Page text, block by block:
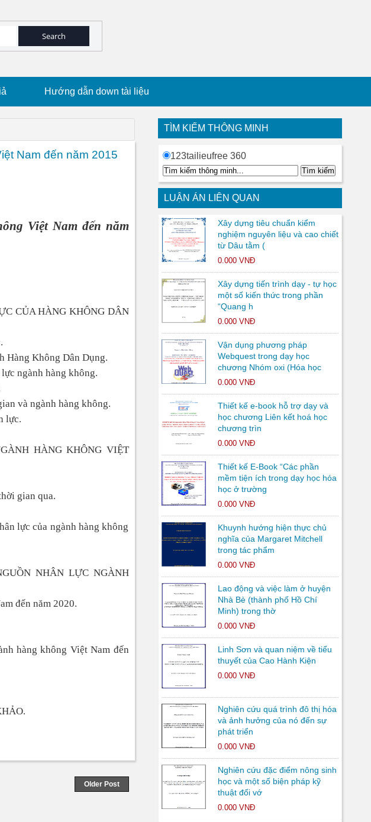
Hướng dẫn down tài liệu
Nam đến năm 2015
Việt Nam đến năm
CỦA HÀNG KHÔNG DÂN
Hàng Không Dân Dụng.
ngành hàng không.
và ngành hàng không.
lực.
HÀNG KHÔNG VIỆT
gian qua.
lực của ngành hàng không
NHÂN LỰC NGÀNH
đến năm 2020.
hàng không Việt Nam đến
Older Post
TÌM KIẾM THÔNG MINH
123tailieufree 360
LUẬN ÁN LIÊN QUAN
Xây dựng tiêu chuẩn kiểm
nghiệm nguyên liệu và cao chiết
từ Dâu tằm (
0.000 VNĐ
Xây dựng tiến trình dạy - tự học
một số kiến thức trong phần
“Quang h
0.000 VNĐ
Vận dụng phương pháp
Webquest trong dạy học
chương Nhóm oxi (Hóa học
0.000 VNĐ
Thiết kế e-book hỗ trợ dạy và
học chương Liên kết hoá học
chương trìn
0.000 VNĐ
Thiết kế E-Book “Các phần
mềm tiện ích trong dạy học hóa
học ở trường
0.000 VNĐ
Khuynh hướng hiện thực chủ
nghĩa của Margaret Mitchell
trong tác phẩm
0.000 VNĐ
Lao động và việc làm ở huyện
Nhà Bè (thành phố Hồ Chí
Minh) trong thờ
0.000 VNĐ
Linh Sơn và quan niệm về tiểu
thuyết của Cao Hành Kiện
0.000 VNĐ
Nghiên cứu quá trình đô thị hóa
và ảnh hưởng của nó đến sự
phát triển
0.000 VNĐ
Nghiên cứu đặc điểm nông sinh
học và một số biện pháp kỹ
thuật đối vớ
0.000 VNĐ